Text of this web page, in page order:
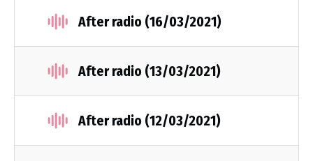
After radio (16/03/2021)
After radio (13/03/2021)
After radio (12/03/2021)